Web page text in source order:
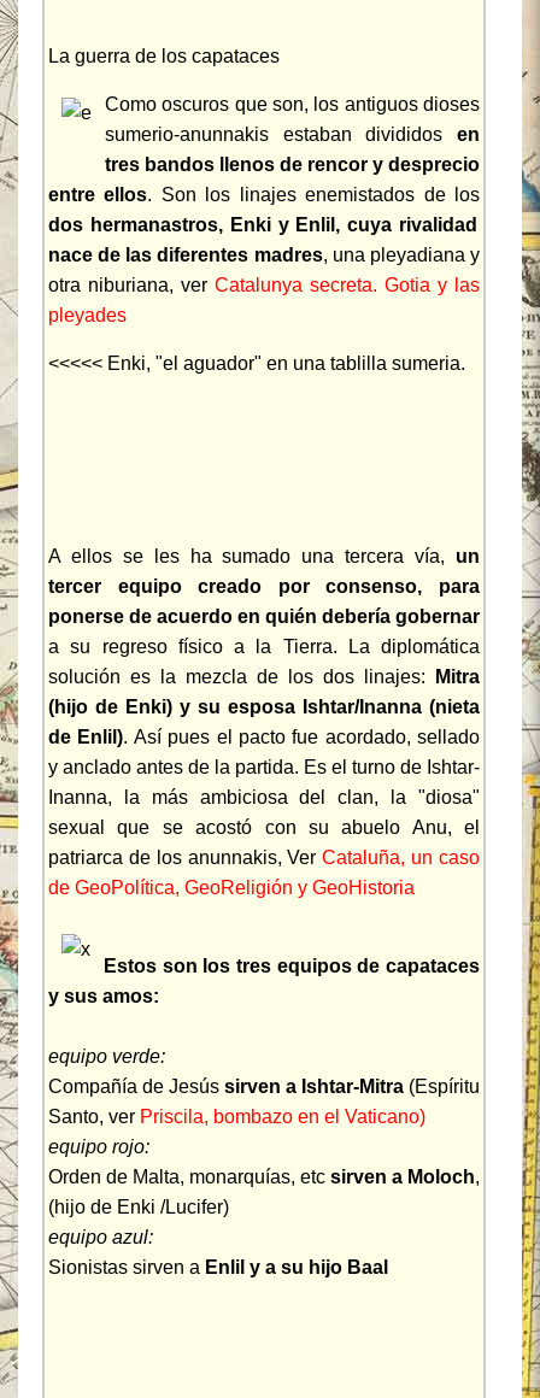
La guerra de los capataces
Como oscuros que son, los antiguos dioses
sumerio-anunnakis estaban divididos en
tres bandos llenos de rencor y desprecio
entre ellos. Son los linajes enemistados de los
dos hermanastros, Enki y Enlil, cuya rivalidad
nace de las diferentes madres, una pleyadiana y
otra niburiana, ver Catalunya secreta. Gotia y las
pleyades
<<<<< Enki, "el aguador" en una tablilla sumeria.
A ellos se les ha sumado una tercera vía, un
tercer equipo creado por consenso, para
ponerse de acuerdo en quién debería gobernar
a su regreso físico a la Tierra. La diplomática
solución es la mezcla de los dos linajes: Mitra
(hijo de Enki) y su esposa Ishtar/Inanna (nieta
de Enlil). Así pues el pacto fue acordado, sellado
y anclado antes de la partida. Es el turno de Ishtar-
Inanna, la más ambiciosa del clan, la "diosa"
sexual que se acostó con su abuelo Anu, el
patriarca de los anunnakis, VerCataluña, un caso
de GeoPolítica, GeoReligión y GeoHistoria
Estos son los tres equipos de capataces
y sus amos:
equipo verde:
Compañía de Jesús sirven a Ishtar-Mitra (Espíritu
Santo, ver Priscila, bombazo en el Vaticano)
equipo rojo:
Orden de Malta, monarquías, etc sirven a Moloch,
(hijo de Enki /Lucifer)
equipo azul:
Sionistas sirven a Enlil y a su hijo Baal